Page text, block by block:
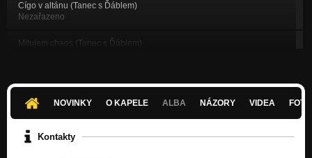
Cígo v altánu (Tanec s Ďáblem)
Nezařazeno
Milujem chaos (Tanec s Ďáblem)
Démon alkohol (Maximální Neklid)
Nezařazeno
NOVINKY O KAPELE ALBA NÁZORY VIDEA
Kontakty